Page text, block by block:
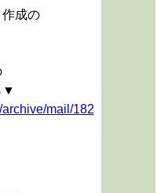
成の
▼
mail/182